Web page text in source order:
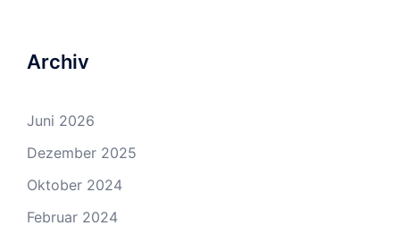
Archiv
Juni 2026
Dezember 2025
Oktober 2024
Februar 2024